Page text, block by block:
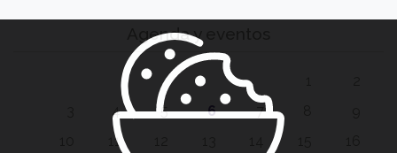
Agenda y eventos
4 5 6 7
11